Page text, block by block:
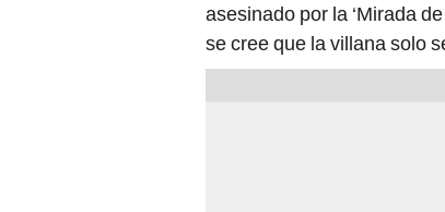
asesinado por la ‘Mirada
se cree que la villana solo